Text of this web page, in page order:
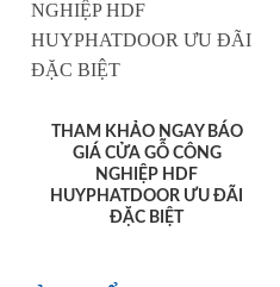
THAM KHẢO NGAY BÁO
GIÁ CỬA GỖ CÔNG
NGHIỆP HDF
HUYPHATDOOR ƯU ĐÃI
ĐẶC BIỆT